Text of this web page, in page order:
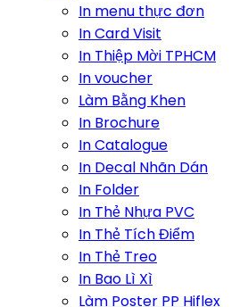
In menu thực đơn
In Card Visit
In Thiệp Mời TPHCM
In voucher
Làm Bằng Khen
In Brochure
In Catalogue
In Decal Nhãn Dán
In Folder
In Thẻ Nhựa PVC
In Thẻ Tích Điểm
In Thẻ Treo
In Bao Lì Xì
Làm Poster PP Hiflex